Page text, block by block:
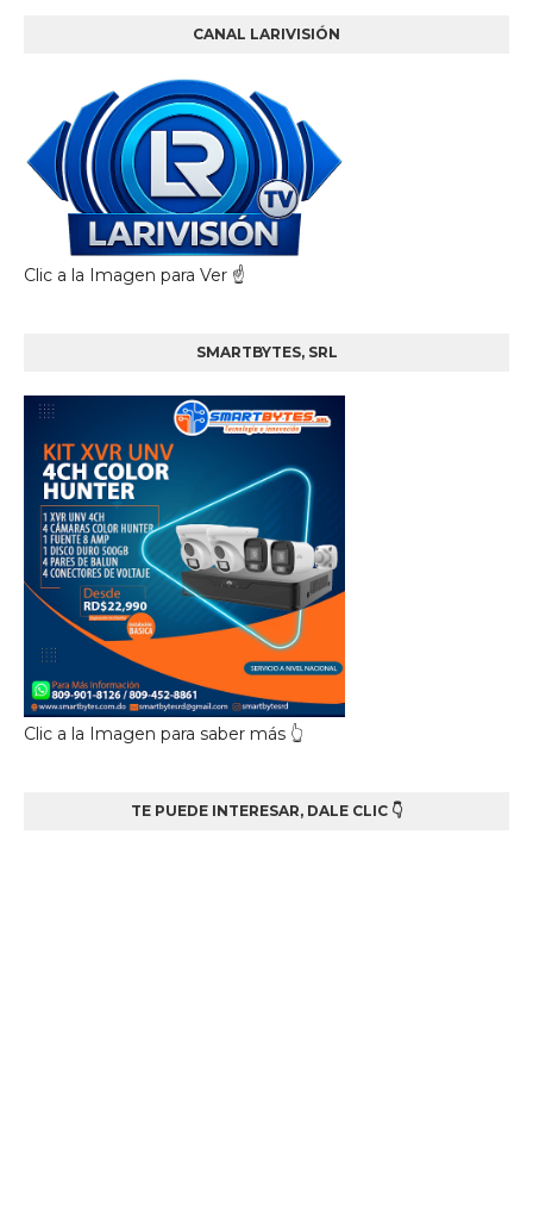
CANAL LARIVISIÓN
Clic a la Imagen para Ver ☝️
SMARTBYTES, SRL
Clic a la Imagen para saber más 👆
TE PUEDE INTERESAR, DALE CLIC 👇